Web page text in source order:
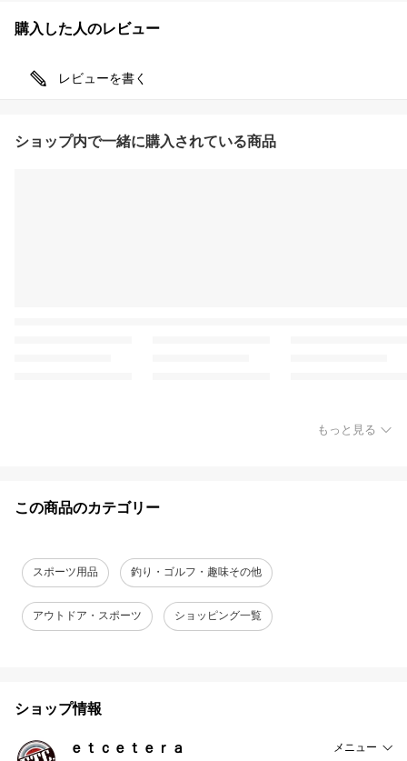
購入した人のレビュー
レビューを書く
ショップ内で一緒に購入されている商品
もっと見る
この商品のカテゴリー
スポーツ用品 釣り・ゴルフ・趣味その他
アウトドア・スポーツ ショッピング一覧
ショップ情報
ｅｔｃｅｔｅｒａ メニュー